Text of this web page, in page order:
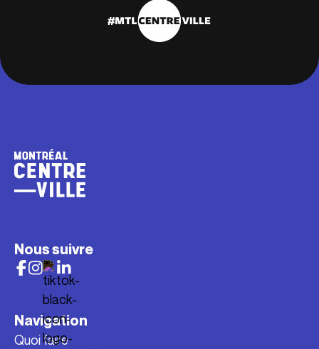
Nous suivre
Navigation
Quoi faire